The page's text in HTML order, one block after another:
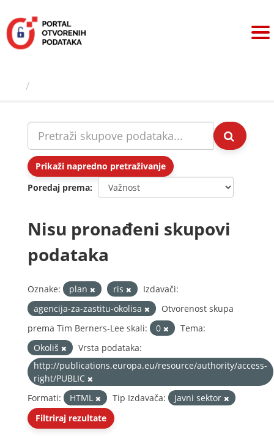
sadržaj
Prikaži napredno pretraživanje
Poredaj prema
Nisu pronađeni skupovi
podataka
Oznake: plan ris
Izdavači:
agencija-za-zastitu-okolisa
Otvorenost skupa
prema Tim Berners-Lee skali:
0
Tema:
Okoliš
Vrsta podataka:
http://publications.europa.eu/resource/authority/access-
right/PUBLIC
Formati:
HTML Tip Izdavača:
Javni sektor
Filtriraj rezultate